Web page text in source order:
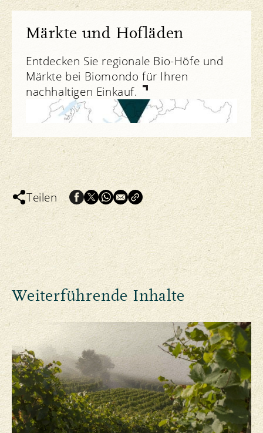
Märkte und Hofläden
Entdecken Sie regionale Bio-Höfe und
Märkte bei Biomondo für Ihren
nachhaltigen Einkauf.
Teilen
Weiterführende Inhalte